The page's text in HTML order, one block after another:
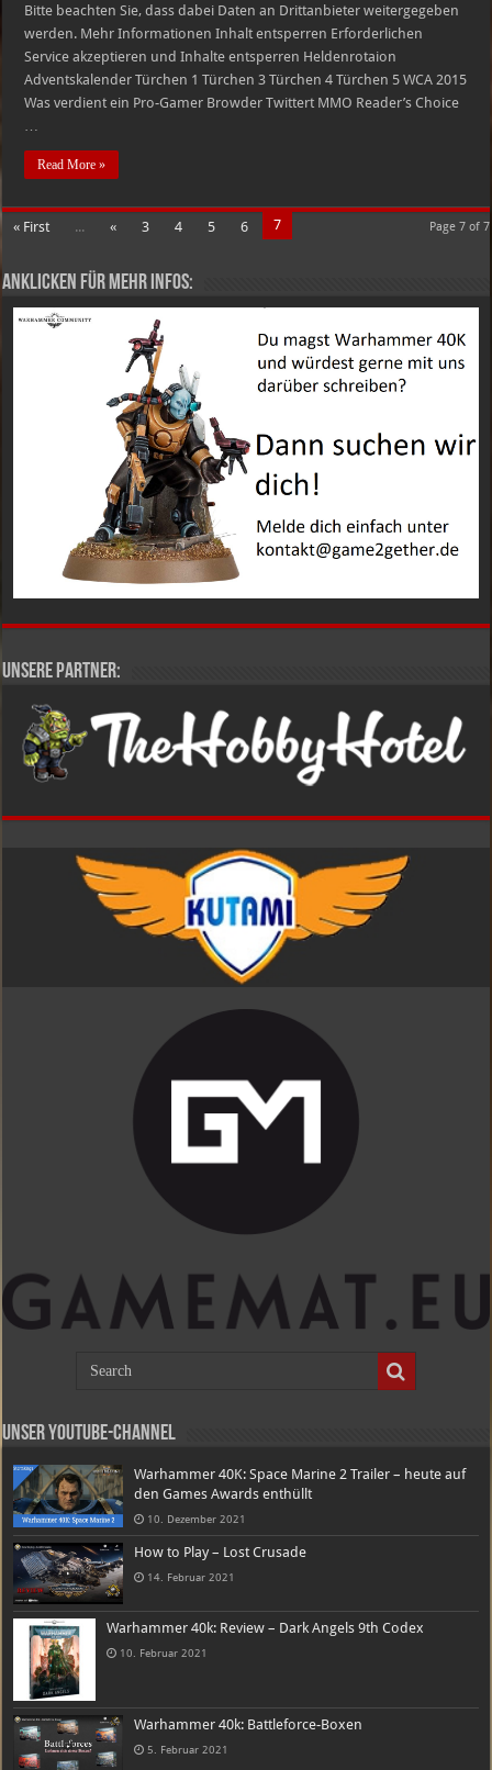
Bitte beachten Sie, dass dabei Daten an Drittanbieter weitergegeben
werden. Mehr Informationen Inhalt entsperren Erforderlichen
Service akzeptieren und Inhalte entsperren Heldenrotaion
Adventskalender Türchen 1 Türchen 3 Türchen 4 Türchen 5 WCA 2015
Was verdient ein Pro-Gamer Browder Twittert MMO Reader’s Choice
Read More »
Page 7 of 7
« First ... « 3 4 5 6 7
Anklicken für mehr Infos:
Unsere Partner:
Unser Youtube-Channel
Warhammer 40K: Space Marine 2 Trailer – heute auf
den Games Awards enthüllt
10. Dezember 2021
How to Play – Lost Crusade
14. Februar 2021
Warhammer 40k: Review – Dark Angels 9th Codex
10. Februar 2021
Warhammer 40k: Battleforce-Boxen
5. Februar 2021